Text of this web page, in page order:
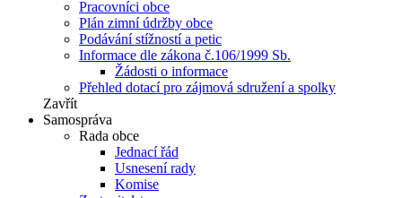
Pracovníci obce
Plán zimní údržby obce
Podávání stížností a petic
Informace dle zákona č.106/1999 Sb.
Žádosti o informace
Přehled dotací pro zájmová sdružení a spolky
Zavřít
Samospráva
Rada obce
Jednací řád
Usnesení rady
Komise